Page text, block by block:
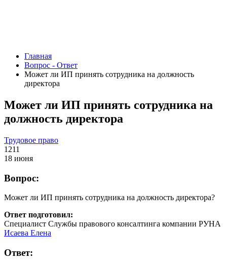
Главная
Вопрос - Ответ
Может ли ИП принять сотрудника на должность
директора
Может ли ИП принять сотрудника на
должность директора
Трудовое право
1211
18 июня
Вопрос:
Может ли ИП принять сотрудника на должность директора?
Ответ подготовил:
Специалист Службы правового консалтинга компании РУНА
Исаева Елена
Ответ: